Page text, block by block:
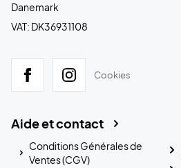
Danemark
VAT: DK36931108
Cookies
Aide et contact
Conditions Générales de
Ventes (CGV)